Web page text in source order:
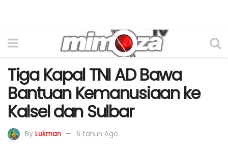
Tiga Kapal TNI AD Bawa
Bantuan Kemanusiaan ke
Kalsel dan Sulbar
By Lukman 6 tahun Ago